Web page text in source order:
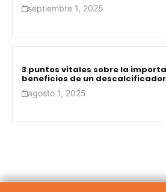
septiembre 1, 2025
3 puntos vitales sobre la
beneficios de un descalcificador
agosto 1, 2025